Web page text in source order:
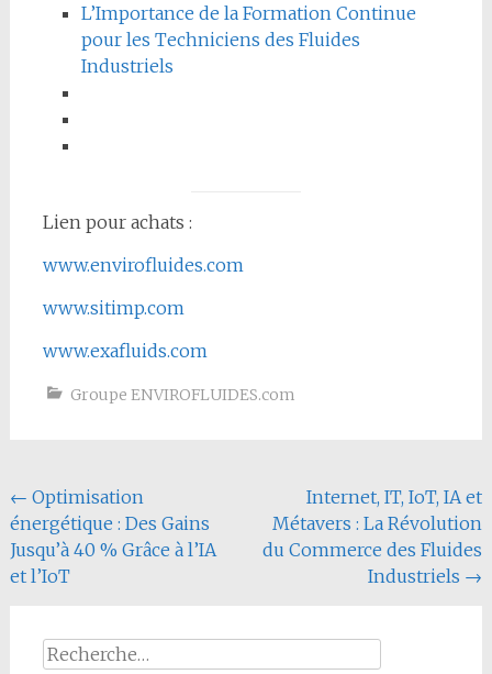
L’Importance de la Formation Continue
pour les Techniciens des Fluides
Industriels
Lien pour achats :
www.envirofluides.com
www.sitimp.com
www.exafluids.com
Groupe ENVIROFLUIDES.com
Navigation
de
l'article
← Optimisation
énergétique : Des Gains
Jusqu’à 40 % Grâce à l’IA
et l’IoT
Internet, IT, IoT, IA et
Métavers : La Révolution
du Commerce des Fluides
Industriels →
Rechercher :